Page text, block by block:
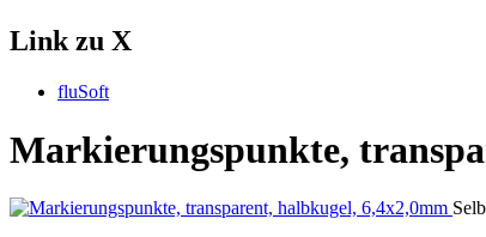
Link zu X
fluSoft
Markierungspunkte,